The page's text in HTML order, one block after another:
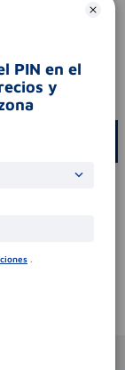
comentario
PIN en el
y
.